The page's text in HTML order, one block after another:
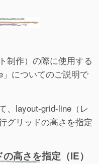
制作）の際に使用する
についてのご説明で
、layout-grid-line（レ
グリッドの高さを指定
高さを指定（IE）